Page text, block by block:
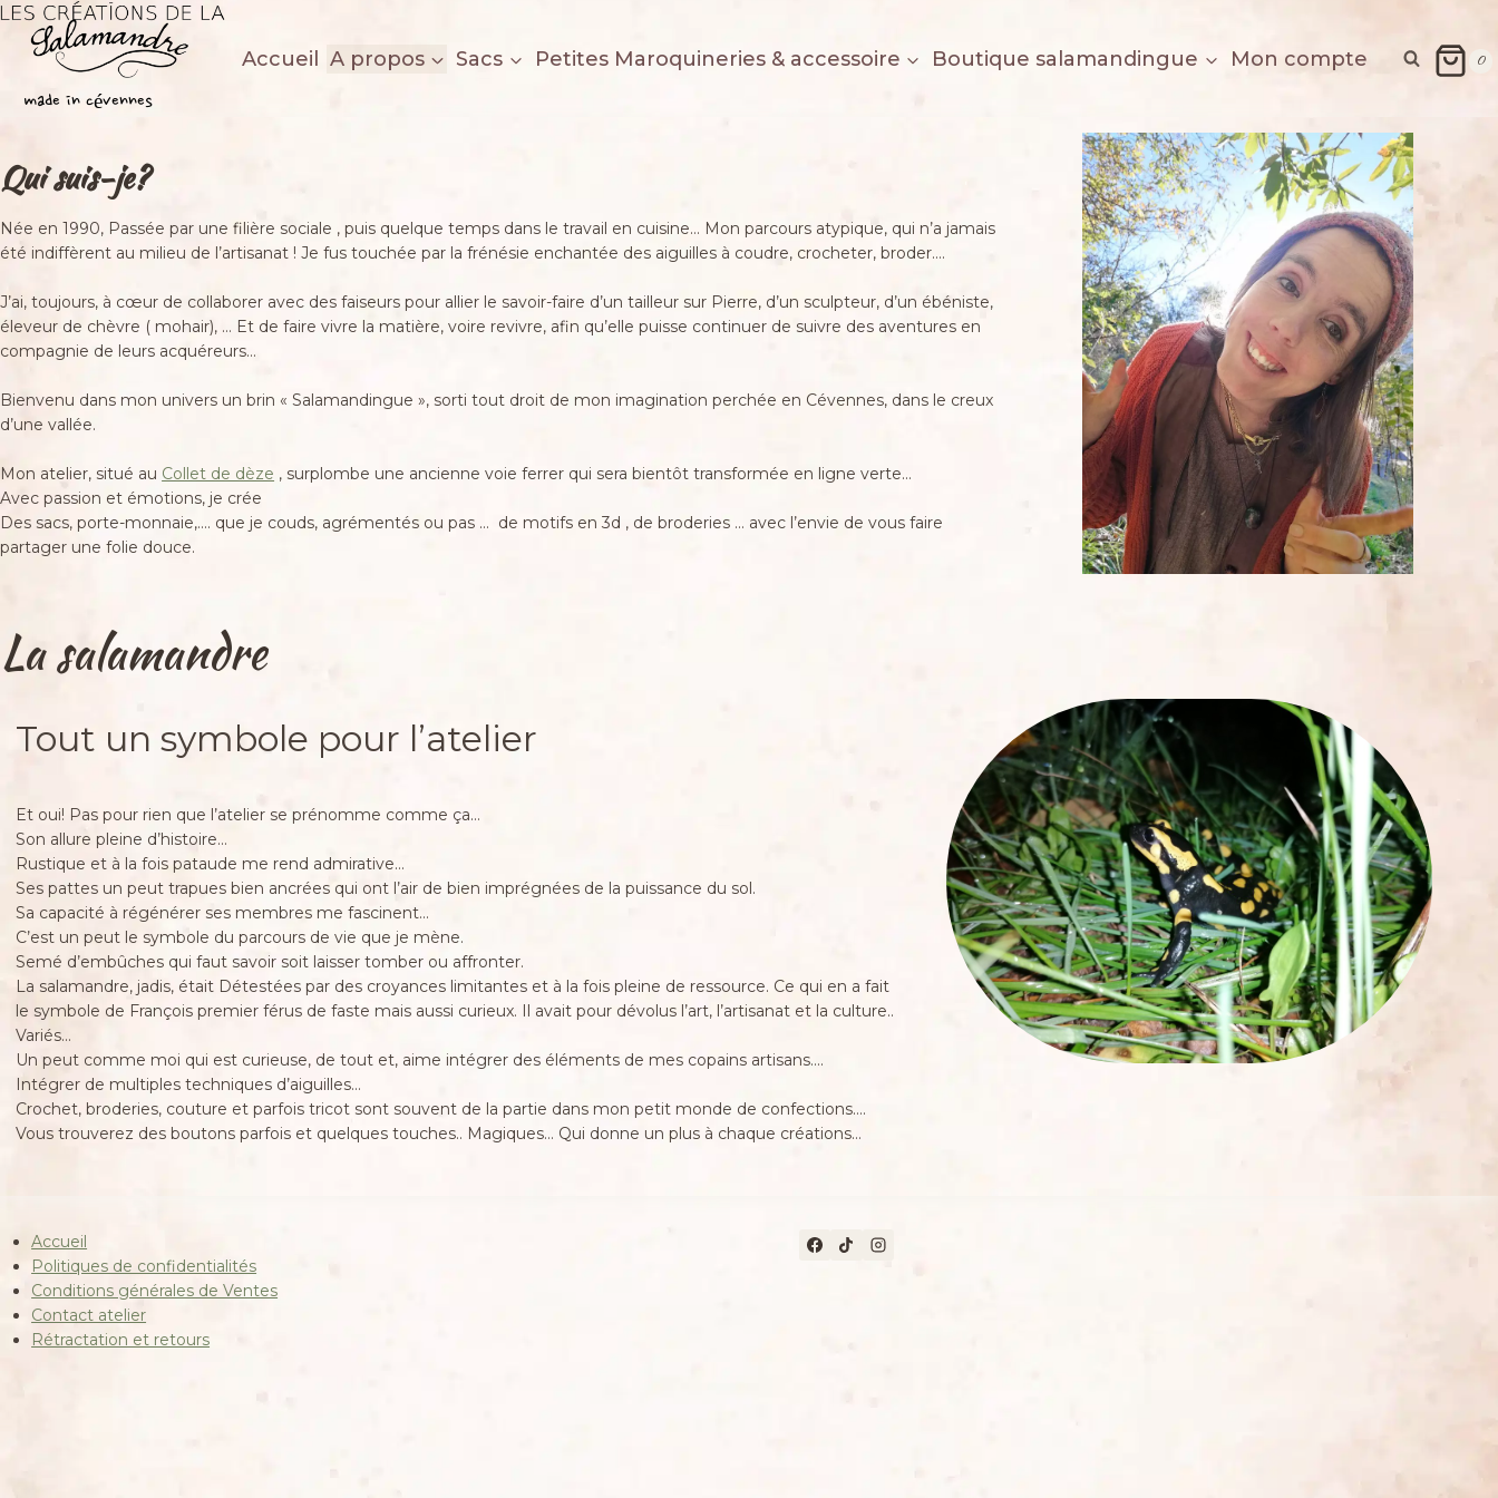
Aller
contenu
Les créations de la salamandre
made in cévennes
Accueil A propos Sacs Petites Maroquineries & accessoire Boutique salamandingue Mon compte 0
Qui suis-je?
Née en 1990, Passée par une filière sociale , puis quelque temps dans le travail en cuisine… Mon parcours atypique, qui n’a jamais
été indiffèrent au milieu de l’artisanat ! Je fus touchée par la frénésie enchantée des aiguilles à coudre, crocheter, broder….
J’ai, toujours, à cœur de collaborer avec des faiseurs pour allier le savoir-faire d’un tailleur sur Pierre, d’un sculpteur, d’un ébéniste,
éleveur de chèvre ( mohair), … Et de faire vivre la matière, voire revivre, afin qu’elle puisse continuer de suivre des aventures en
compagnie de leurs acquéreurs…
Bienvenu dans mon univers un brin « Salamandingue », sorti tout droit de mon imagination perchée en Cévennes, dans le creux
d’une vallée.
Mon atelier, situé au Collet de dèze , surplombe une ancienne voie ferrer qui sera bientôt transformée en ligne verte…
Avec passion et émotions, je crée
Des sacs, porte-monnaie,…. que je couds, agrémentés ou pas … de motifs en 3d , de broderies … avec l’envie de vous faire
partager une folie douce.
La salamandre
Tout un symbole pour l’atelier
Et oui! Pas pour rien que l’atelier se prénomme comme ça…
Son allure pleine d’histoire…
Rustique et à la fois pataude me rend admirative…
Ses pattes un peut trapues bien ancrées qui ont l’air de bien imprégnées de la puissance du sol.
Sa capacité à régénérer ses membres me fascinent…
C’est un peut le symbole du parcours de vie que je mène.
Semé d’embûches qui faut savoir soit laisser tomber ou affronter.
La salamandre, jadis, était Détestées par des croyances limitantes et à la fois pleine de ressource. Ce qui en a fait
le symbole de François premier férus de faste mais aussi curieux. Il avait pour dévolus l’art, l’artisanat et la culture..
Variés…
Un peut comme moi qui est curieuse, de tout et, aime intégrer des éléments de mes copains artisans….
Intégrer de multiples techniques d’aiguilles…
Crochet, broderies, couture et parfois tricot sont souvent de la partie dans mon petit monde de confections….
Vous trouverez des boutons parfois et quelques touches.. Magiques… Qui donne un plus à chaque créations…
Accueil
Politiques de confidentialités
Conditions générales de Ventes
Contact atelier
Rétractation et retours